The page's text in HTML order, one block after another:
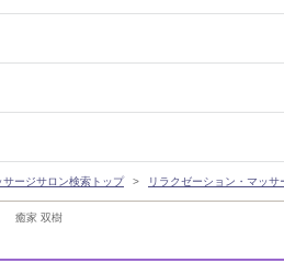
癒家 双樹
サージサロン検索トップ リラクゼーション・マッ